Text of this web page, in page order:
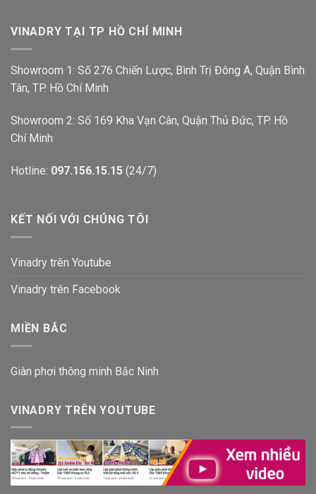
VINADRY TẠI TP HỒ CHÍ MINH
Showroom 1: Số 276 Chiến Lược, Bình Trị Đông A, Quận Bình
Tân, TP. Hồ Chí Minh
Showroom 2: Số 169 Kha Vạn Cân, Quận Thủ Đức, TP. Hồ
Chí Minh
Hotline: 097.156.15.15 (24/7)
KẾT NỐI VỚI CHÚNG TÔI
Vinadry trên Youtube
Vinadry trên Facebook
MIỀN BẮC
Giàn phơi thông minh Bắc Ninh
VINADRY TRÊN YOUTUBE